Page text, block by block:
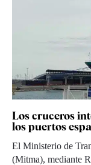
Los cruceros
los puertos
El Ministerio de
(Mitma), mediante